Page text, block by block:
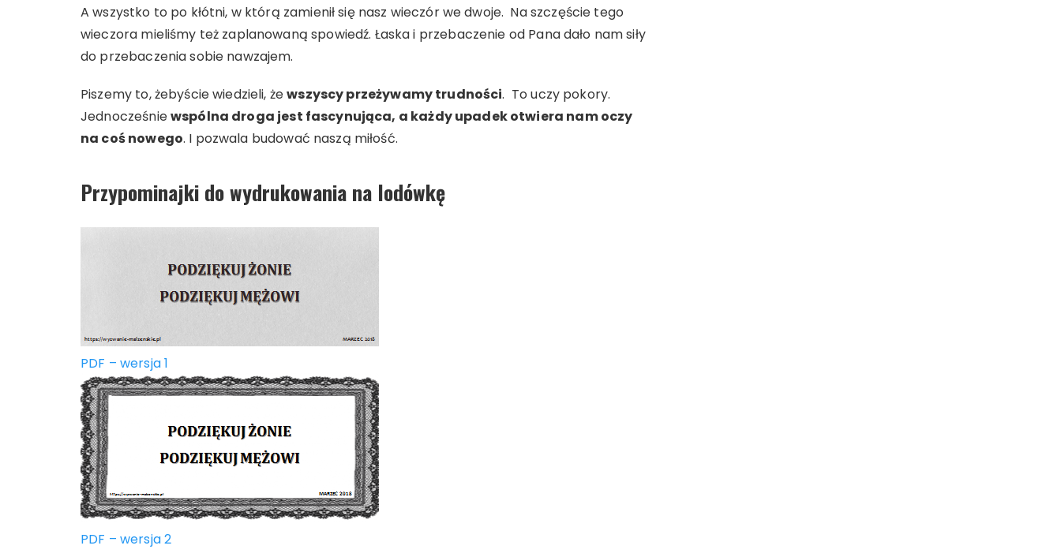
A wszystko to po kłótni, w którą zamienił się nasz wieczór we dwoje. Na szczęście tego
wieczora mieliśmy też zaplanowaną spowiedź. Łaska i przebaczenie od Pana dało nam siły
do przebaczenia sobie nawzajem.
Piszemy to, żebyście wiedzieli, żewszyscy przeżywamy trudności. To uczy pokory.
Jednocześniewspólna droga jest fascynująca, a każdy upadek otwiera nam oczy
na coś nowego. I pozwala budować naszą miłość.
Przypominajki do wydrukowania na lodówkę
PDF – wersja 1
PDF – wersja 2